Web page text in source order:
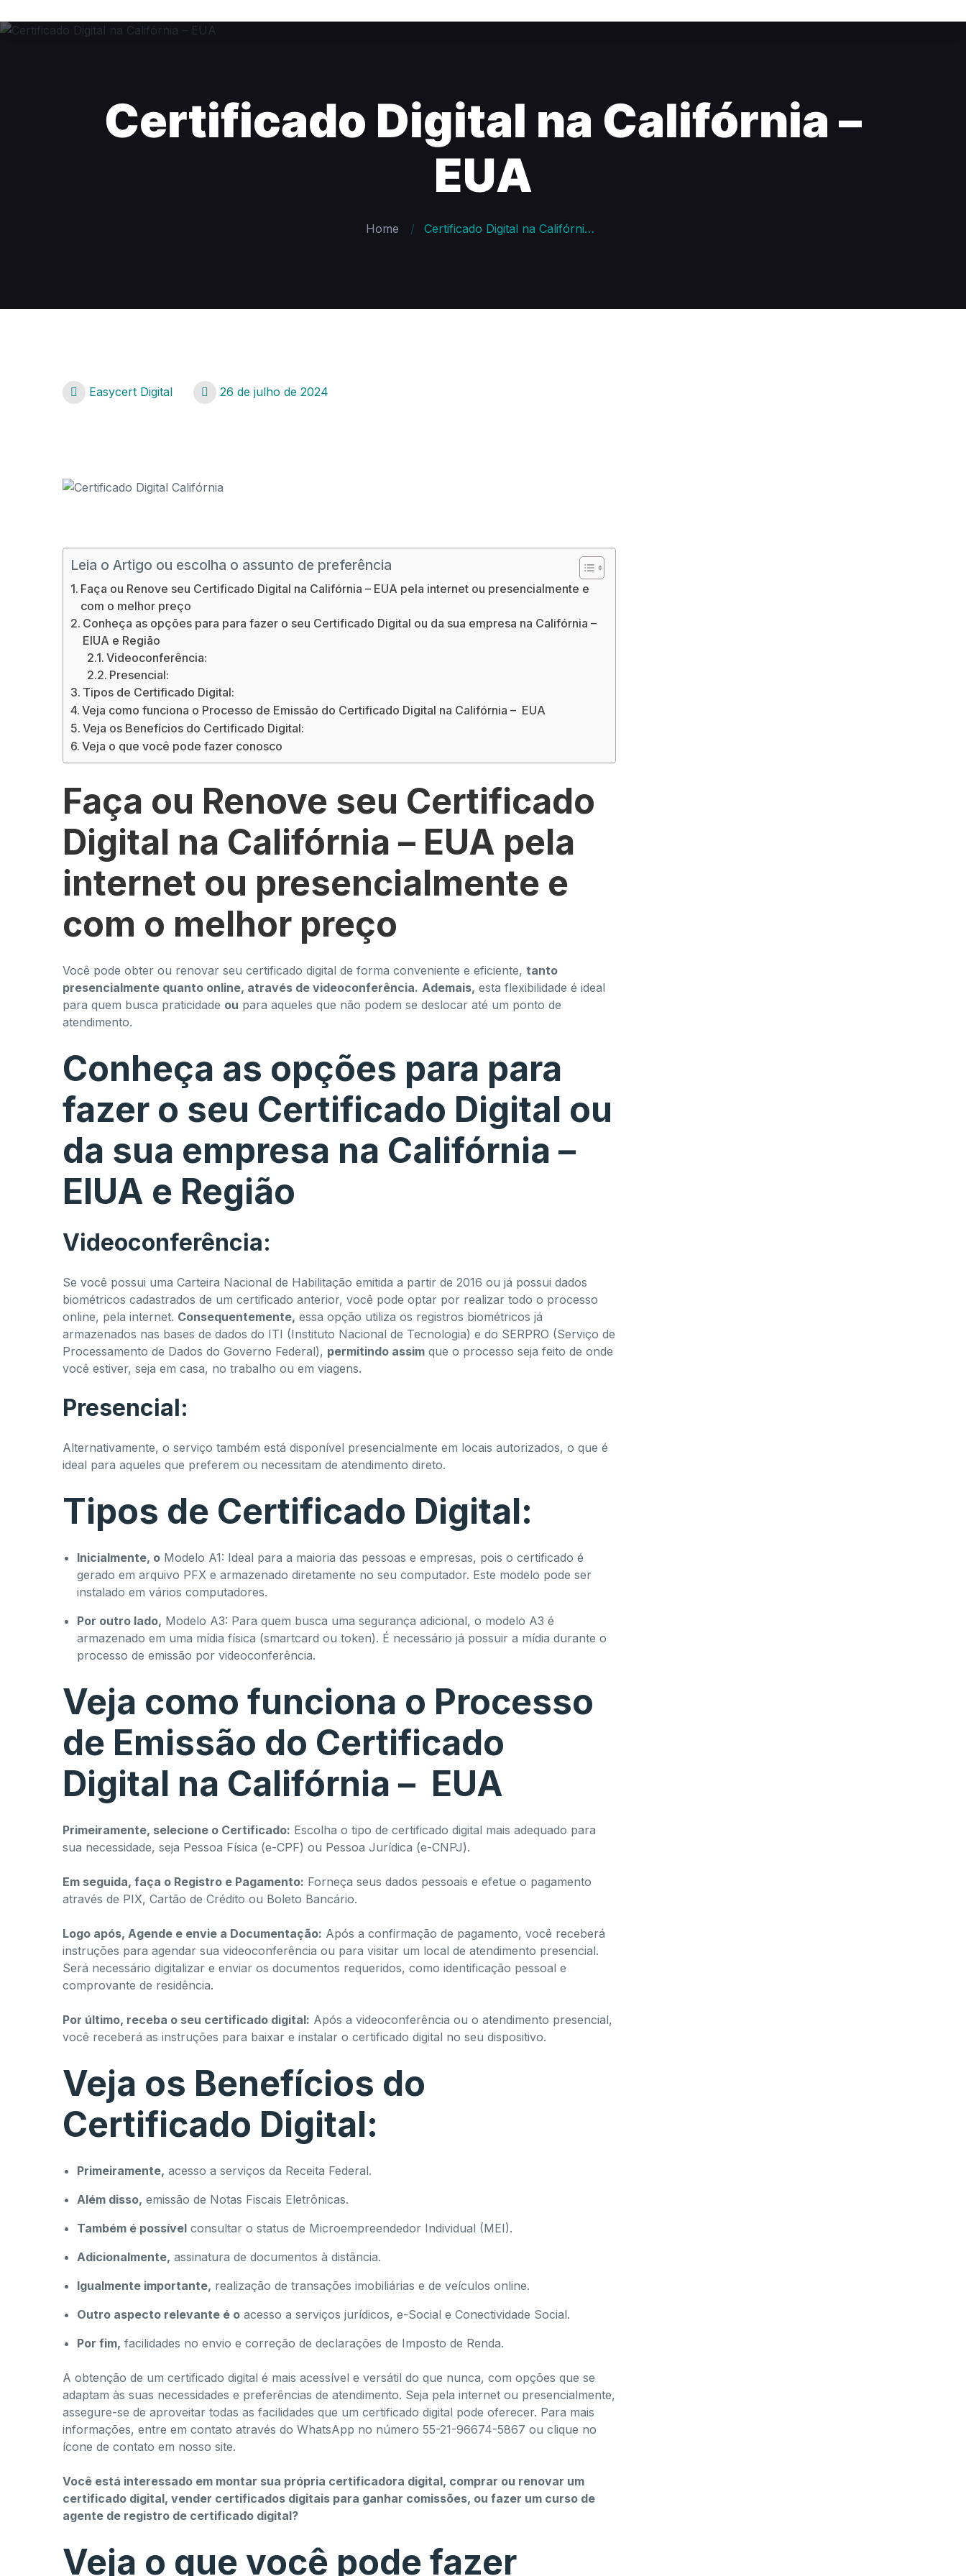
Certificado Digital na Califórnia –
EUA
Home Certificado Digital na Califórnia – EUA
Easycert Digital 26 de julho de 2024
Leia o Artigo ou escolha o assunto de preferência
Faça ou Renove seu Certificado Digital na Califórnia – EUA pela internet ou presencialmente e
com o melhor preço
Conheça as opções para para fazer o seu Certificado Digital ou da sua empresa na Califórnia –
EIUA e Região
Videoconferência:
Presencial:
Tipos de Certificado Digital:
Veja como funciona o Processo de Emissão do Certificado Digital na Califórnia – EUA
Veja os Benefícios do Certificado Digital:
Veja o que você pode fazer conosco
Faça ou Renove seu Certificado
Digital na Califórnia – EUA pela
internet ou presencialmente e
com o melhor preço
Você pode obter ou renovar seu certificado digital de forma conveniente e eficiente, tanto
presencialmente quanto online, através de videoconferência. Ademais, esta flexibilidade é ideal
para quem busca praticidade ou para aqueles que não podem se deslocar até um ponto de
atendimento.
Conheça as opções para para
fazer o seu Certificado Digital ou
da sua empresa na Califórnia –
EIUA e Região
Videoconferência:
Se você possui uma Carteira Nacional de Habilitação emitida a partir de 2016 ou já possui dados
biométricos cadastrados de um certificado anterior, você pode optar por realizar todo o processo
online, pela internet. Consequentemente, essa opção utiliza os registros biométricos já
armazenados nas bases de dados do ITI (Instituto Nacional de Tecnologia) e do SERPRO (Serviço de
Processamento de Dados do Governo Federal), permitindo assim que o processo seja feito de onde
você estiver, seja em casa, no trabalho ou em viagens.
Presencial:
Alternativamente, o serviço também está disponível presencialmente em locais autorizados, o que é
ideal para aqueles que preferem ou necessitam de atendimento direto.
Tipos de Certificado Digital:
Inicialmente, o Modelo A1: Ideal para a maioria das pessoas e empresas, pois o certificado é
gerado em arquivo PFX e armazenado diretamente no seu computador. Este modelo pode ser
instalado em vários computadores.
Por outro lado, Modelo A3: Para quem busca uma segurança adicional, o modelo A3 é
armazenado em uma mídia física (smartcard ou token). É necessário já possuir a mídia durante o
processo de emissão por videoconferência.
Veja como funciona o Processo
de Emissão do Certificado
Digital na Califórnia – EUA
Primeiramente, selecione o Certificado: Escolha o tipo de certificado digital mais adequado para
sua necessidade, seja Pessoa Física (e-CPF) ou Pessoa Jurídica (e-CNPJ).
Em seguida, faça o Registro e Pagamento: Forneça seus dados pessoais e efetue o pagamento
através de PIX, Cartão de Crédito ou Boleto Bancário.
Logo após, Agende e envie a Documentação: Após a confirmação de pagamento, você receberá
instruções para agendar sua videoconferência ou para visitar um local de atendimento presencial.
Será necessário digitalizar e enviar os documentos requeridos, como identificação pessoal e
comprovante de residência.
Por último, receba o seu certificado digital: Após a videoconferência ou o atendimento presencial,
você receberá as instruções para baixar e instalar o certificado digital no seu dispositivo.
Veja os Benefícios do
Certificado Digital:
Primeiramente, acesso a serviços da Receita Federal.
Além disso, emissão de Notas Fiscais Eletrônicas.
Também é possível consultar o status de Microempreendedor Individual (MEI).
Adicionalmente, assinatura de documentos à distância.
Igualmente importante, realização de transações imobiliárias e de veículos online.
Outro aspecto relevante é o acesso a serviços jurídicos, e-Social e Conectividade Social.
Por fim, facilidades no envio e correção de declarações de Imposto de Renda.
A obtenção de um certificado digital é mais acessível e versátil do que nunca, com opções que se
adaptam às suas necessidades e preferências de atendimento. Seja pela internet ou presencialmente,
assegure-se de aproveitar todas as facilidades que um certificado digital pode oferecer. Para mais
informações, entre em contato através do WhatsApp no número 55-21-96674-5867 ou clique no
ícone de contato em nosso site.
Você está interessado em montar sua própria certificadora digital, comprar ou renovar um
certificado digital, vender certificados digitais para ganhar comissões, ou fazer um curso de
agente de registro de certificado digital?
Veja o que você pode fazer